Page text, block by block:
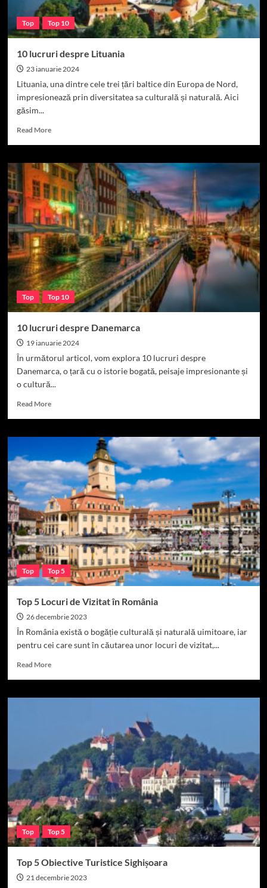
Top Top 10
10 lucruri despre Lituania
23 ianuarie 2024
Lituania, una dintre cele trei țări baltice din Europa de Nord,
impresionează prin diversitatea sa culturală și naturală. Aici
găsim...
Read MoreRead
10
lucruri
despre
Lituania
Top Top 10
10 lucruri despre Danemarca
19 ianuarie 2024
În următorul articol, vom explora 10 lucruri despre
Danemarca, o țară cu o istorie bogată, peisaje impresionante și
o cultură...
Read MoreRead
10
despre
Danemarca
Top Top 5
Top 5 Locuri de Vizitat în România
26 decembrie 2023
În România există o bogăție culturală și naturală uimitoare, iar
pentru cei care sunt în căutarea unor locuri de vizitat,...
Read MoreRead
Top
Vizitat
în
România
Top Top 5
Top 5 Obiective Turistice Sighișoara
21 decembrie 2023